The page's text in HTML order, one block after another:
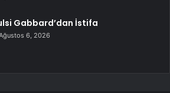
Gabbard’dan İstifa
6, 2026